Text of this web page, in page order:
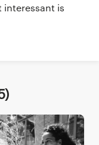
interessant is
)